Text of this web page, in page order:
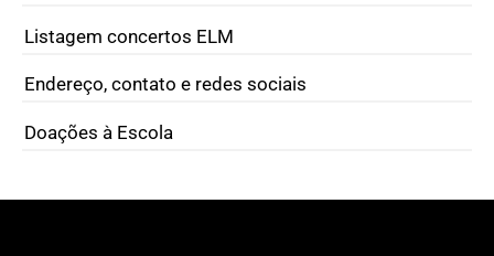
Listagem concertos ELM
Endereço, contato e redes sociais
Doações à Escola